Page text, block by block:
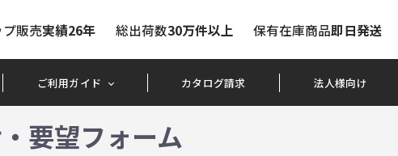
販売実績26年 総出荷数30万件以上 保有在庫商品即日発送
ご利用ガイド カタログ請求 法人様向け
要望フォーム